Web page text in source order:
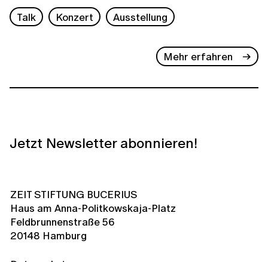
Talk Konzert Ausstellung
Mehr erfahren
Jetzt Newsletter abonnieren!
ZEIT STIFTUNG BUCERIUS
Haus am Anna-Politkowskaja-Platz
Feldbrunnenstraße 56
20148 Hamburg